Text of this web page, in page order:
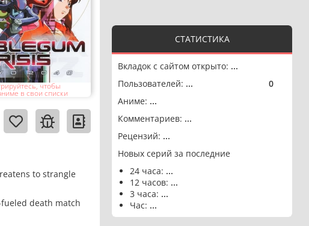
СТАТИСТИКА
Вкладок с сайтом открыто: ...
Пользователей: ... 0
Аниме: ...
Комментариев: ...
Рецензий: ...
Новых серий за последние
24 часа: ...
12 часов: ...
3 часа: ...
Час: ...
чтобы
в свои списки
to strangle
death match